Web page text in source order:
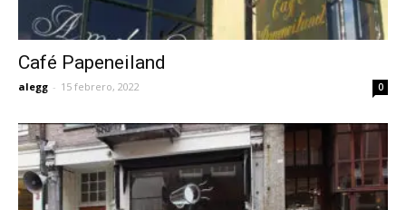
Café Papeneiland
alegg - 15 febrero, 2022 0